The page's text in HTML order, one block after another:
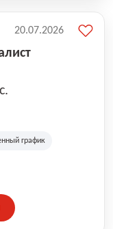
график
20.07.2026